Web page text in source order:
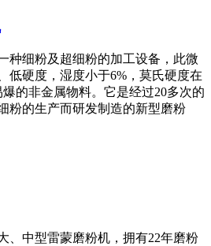
种细粉及超细粉的加工设备，此微
低硬度，湿度小于6%，莫氏硬度在
的非金属物料。它是经过20多次的
粉的生产而研发制造的新型磨粉
、中型雷蒙磨粉机，拥有22年磨粉